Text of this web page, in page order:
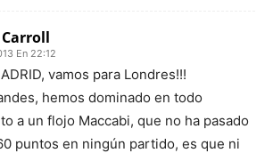
Carroll
En 22:12
vamos para Londres!!!
hemos dominado en todo
a un flojo Maccabi, que no ha pasado
puntos en ningún partido, es que ni